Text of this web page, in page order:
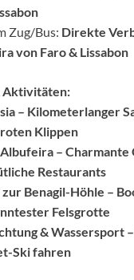
Zug/Bus: Direkte
von Faro & Lissabon
Aktivitäten:
– Kilometerlanger
Klippen
– Charmante
Restaurants
Benagil-Höhle –
Felsgrotte
& Wassersport –
Ski fahren